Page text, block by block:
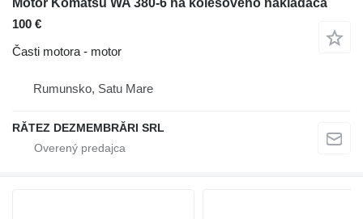
100 €
Časti motora - motor
Rumunsko, Satu Mare
RĂTEZ DEZMEMBRĂRI SRL